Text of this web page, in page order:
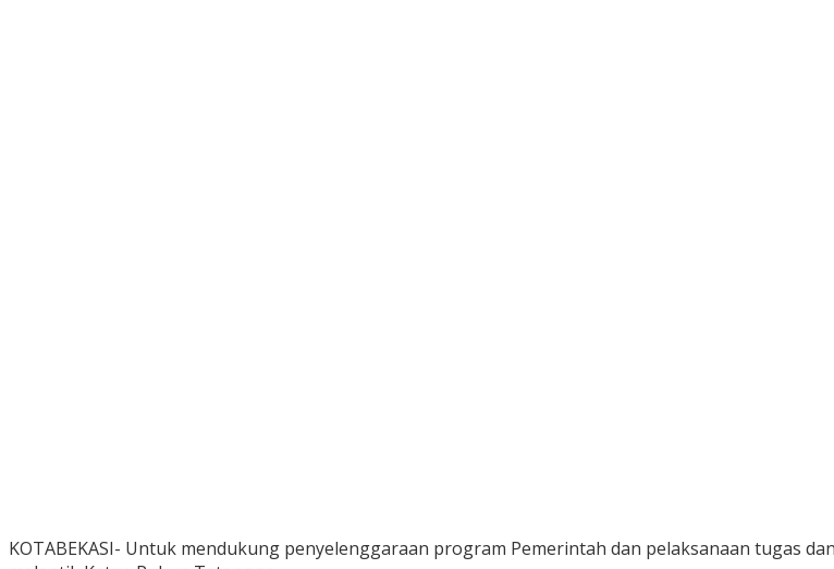
KOTABEKASI- Untuk mendukung penyelenggaraan program Pemerintah dan pelaksanaan tugas